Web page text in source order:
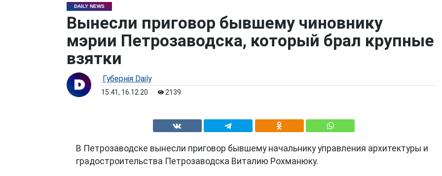
DAILY NEWS
Вынесли приговор бывшему чиновнику
мэрии Петрозаводска, который брал крупные
взятки
Губернiя Daily
15:41, 16.12.20 2139
В Петрозаводске вынесли приговор бывшему начальнику управления архитектуры и
градостроительства Петрозаводска Виталию Рохманюку.